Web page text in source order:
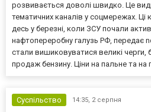
розвивається доволі швидко. Це
тематичних каналів у соцмережах. Ці
десь у березні, коли ЗСУ почали
нафтопереробну галузь РФ, передає
стали вишиковуватися великі черги,
продаж бензину. Ціни на пальне та на
Суспільство 14:35, 2 серпня